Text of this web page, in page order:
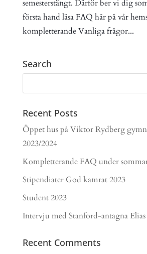
semesterstängt. Därför ber vi dig
första hand läsa FAQ här på vår
kompletterande Vanliga frågor...
Search
Recent Posts
Öppet hus på Viktor Rydberg
2023/2024
Kompletterande FAQ under
Stipendiater God kamrat 2023
Student 2023
Intervju med Stanford-antagna
Recent Comments